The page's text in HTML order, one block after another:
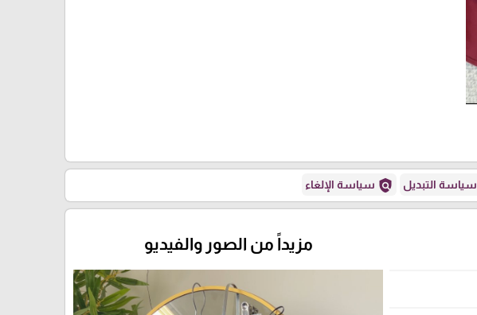
سياسة التبديل policy سياسة الإلغاء
مزيداً من الصور والفيديو